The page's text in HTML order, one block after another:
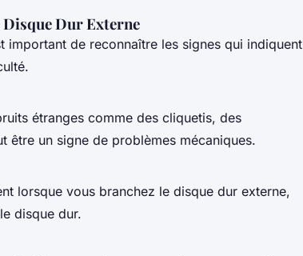
Disque Dur Externe
important de reconnaître les signes qui indiquent
étranges comme des cliquetis, des
être un signe de problèmes mécaniques.
lorsque vous branchez le disque dur externe,
disque dur.